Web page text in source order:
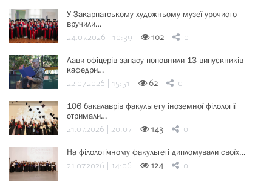
У Закарпатському художньому музеї урочисто
вручили…
24.07.2026 | 10:39 102 0
Лави офіцерів запасу поповнили 13 випускників
кафедри…
22.07.2026 | 15:51 62 0
106 бакалаврів факультету іноземної філології
отримали…
21.07.2026 | 20:07 143 0
На філологічному факультеті дипломували своїх…
21.07.2026 | 14:06 124 0